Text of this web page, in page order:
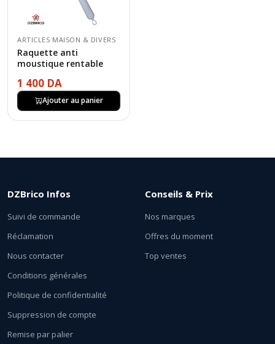
ARTICLES MAISON & DIVERS
Raquette anti
moustique rentable
1 400 DA
Ajouter au panier
DZBrico Infos
Suivi de commande
Réclamation
Nous contacter
Conditions générales
Politique de confidentialité
Suppression de compte
Remise par palier
Conseils & Prix
Nos marques
Offres du moment
Top ventes